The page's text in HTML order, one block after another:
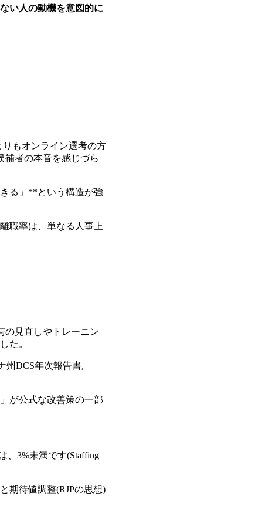
い人の動機を意図的に
りもオンライン選考の方
補者の本音を感じづら
る」**という構造が強
職率は、単なる人事上
の見直しやトレーニン
た。
州DCS年次報告書,
が公式な改善策の一部
、3%未満です(Staffing
期待値調整(RJPの思想)